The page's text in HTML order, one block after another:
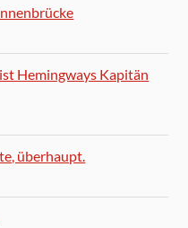
Hemingways Kapitän
überhaupt.